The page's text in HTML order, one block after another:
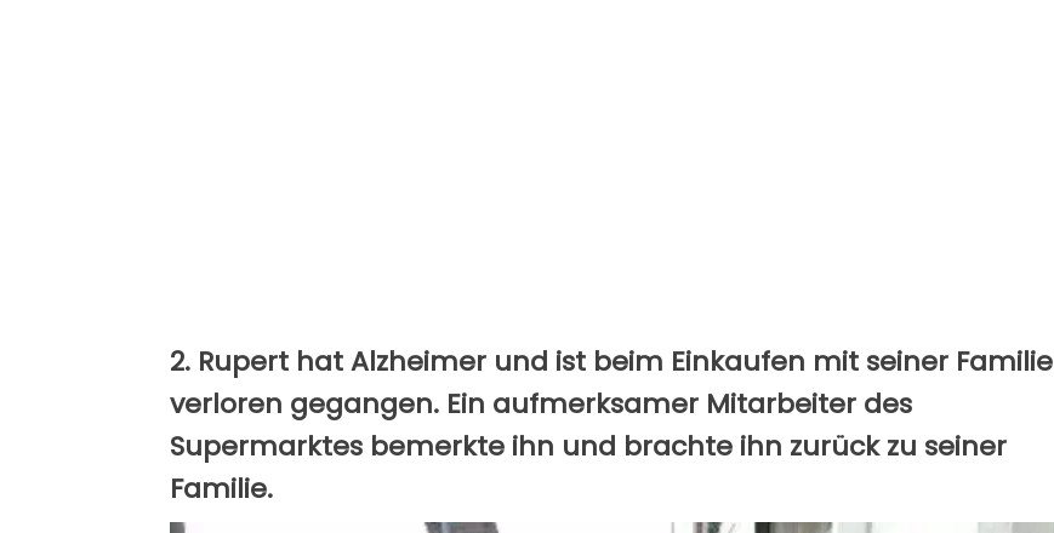
2. Rupert hat Alzheimer und ist beim Einkaufen mit seiner Familie
verloren gegangen. Ein aufmerksamer Mitarbeiter des
Supermarktes bemerkte ihn und brachte ihn zurück zu seiner
Familie.